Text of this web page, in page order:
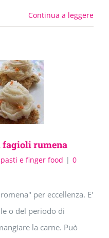
Continua a leggere
fagioli rumena
e finger food | 0
per eccellenza. E'
o del periodo di
la carne. Può